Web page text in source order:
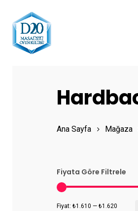
content
Ana Sayfa Mağaza
Fiyata Göre Filtrele
Fiyat: ₺1.610 — ₺1.620